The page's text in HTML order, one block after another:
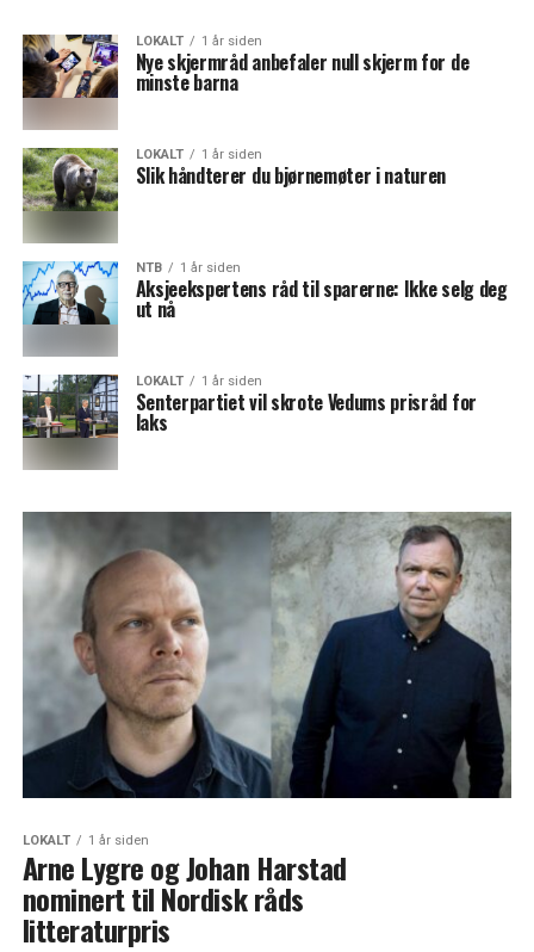
LOKALT 1 år siden
Nye skjermråd anbefaler null skjerm for de
minste barna
LOKALT 1 år siden
Slik håndterer du bjørnemøter i naturen
NTB 1 år siden
Aksjeekspertens råd til sparerne: Ikke selg deg
ut nå
LOKALT 1 år siden
Senterpartiet vil skrote Vedums prisråd for
laks
LOKALT 1 år siden
Arne Lygre og Johan Harstad
nominert til Nordisk råds
litteraturpris